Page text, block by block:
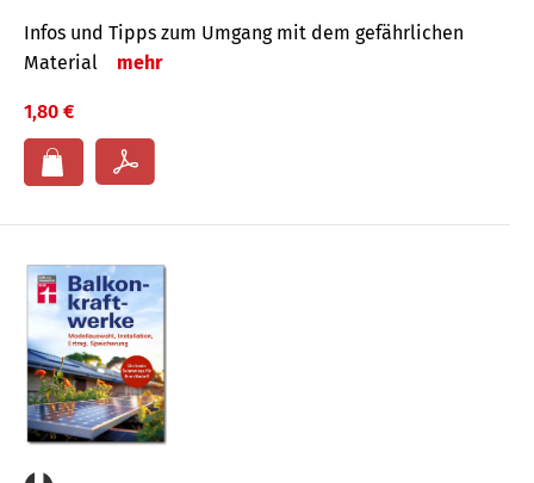
Infos und Tipps zum Um­gang mit dem ge­fähr­lichen
Mate­rial
mehr
1,80 €